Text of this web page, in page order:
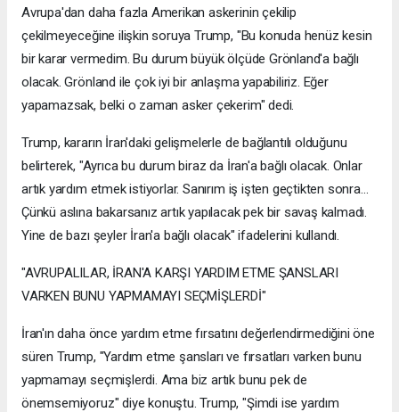
Avrupa'dan daha fazla Amerikan askerinin çekilip
çekilmeyeceğine ilişkin soruya Trump, "Bu konuda henüz kesin
bir karar vermedim. Bu durum büyük ölçüde Grönland'a bağlı
olacak. Grönland ile çok iyi bir anlaşma yapabiliriz. Eğer
yapamazsak, belki o zaman asker çekerim" dedi.
Trump, kararın İran'daki gelişmelerle de bağlantılı olduğunu
belirterek, "Ayrıca bu durum biraz da İran'a bağlı olacak. Onlar
artık yardım etmek istiyorlar. Sanırım iş işten geçtikten sonra...
Çünkü aslına bakarsanız artık yapılacak pek bir savaş kalmadı.
Yine de bazı şeyler İran'a bağlı olacak" ifadelerini kullandı.
"AVRUPALILAR, İRAN'A KARŞI YARDIM ETME ŞANSLARI
VARKEN BUNU YAPMAMAYI SEÇMİŞLERDİ"
İran'ın daha önce yardım etme fırsatını değerlendirmediğini öne
süren Trump, "Yardım etme şansları ve fırsatları varken bunu
yapmamayı seçmişlerdi. Ama biz artık bunu pek de
önemsemiyoruz" diye konuştu. Trump, "Şimdi ise yardım